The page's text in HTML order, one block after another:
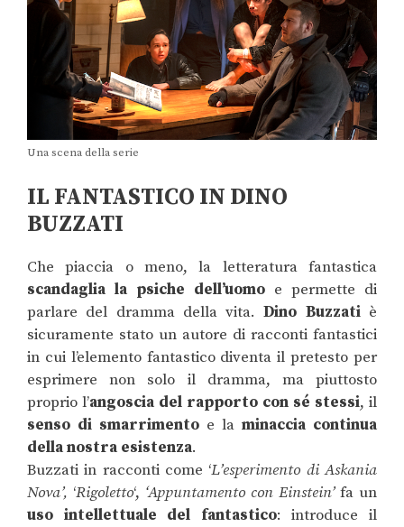
Una scena della serie
IL FANTASTICO IN DINO
BUZZATI
Che piaccia o meno, la letteratura fantastica
scandaglia la psiche dell’uomo e permette di
parlare del dramma della vita.Dino Buzzatiè
sicuramente stato un autore di racconti fantastici
in cui l’elemento fantastico diventa il pretesto per
esprimere non solo il dramma, ma piuttosto
proprio l’angoscia del rapporto con sé stessi, il
senso di smarrimento e la minaccia continua
della nostra esistenza.
Buzzati in racconti come ‘L’esperimento di Askania
Nova’, ‘Rigoletto‘, ‘Appuntamento con Einstein’fa un
uso intellettuale del fantastico: introduce il